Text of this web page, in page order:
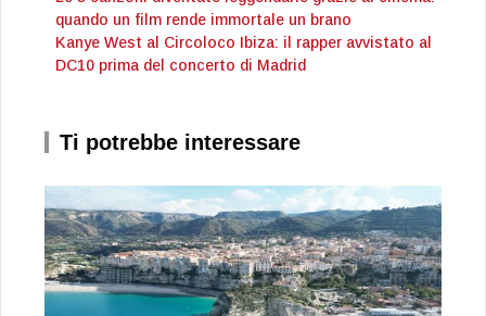
quando un film rende immortale un brano
Kanye West al Circoloco Ibiza: il rapper avvistato al
DC10 prima del concerto di Madrid
Ti potrebbe interessare